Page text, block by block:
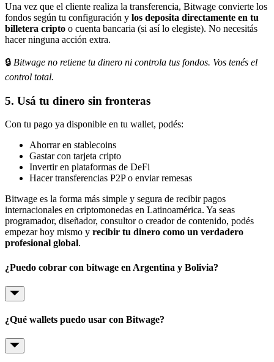
Una vez que el cliente realiza la transferencia, Bitwage convierte los
fondos según tu configuración y los deposita directamente en tu
billetera cripto o cuenta bancaria (si así lo elegiste). No necesitás
hacer ninguna acción extra.
🔒 Bitwage no retiene tu dinero ni controla tus fondos. Vos tenés el
control total.
5. Usá tu dinero sin fronteras
Con tu pago ya disponible en tu wallet, podés:
Ahorrar en stablecoins
Gastar con tarjeta cripto
Invertir en plataformas de DeFi
Hacer transferencias P2P o enviar remesas
Bitwage es la forma más simple y segura de recibir pagos
internacionales en criptomonedas en Latinoamérica. Ya seas
programador, diseñador, consultor o creador de contenido, podés
empezar hoy mismo y recibir tu dinero como un verdadero
profesional global.
¿Puedo cobrar con bitwage en Argentina y Bolivia?
¿Qué wallets puedo usar con Bitwage?